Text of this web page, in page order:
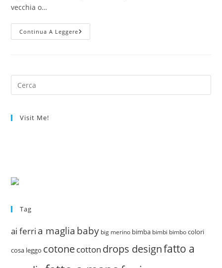
vecchia o…
Continua A LeggereOggi
Parliamo
Visit Me!
Tag
ai ferri a maglia baby big merino bimba bimbi bimbo colori
cosa leggo cotonecotton drops designfatto a